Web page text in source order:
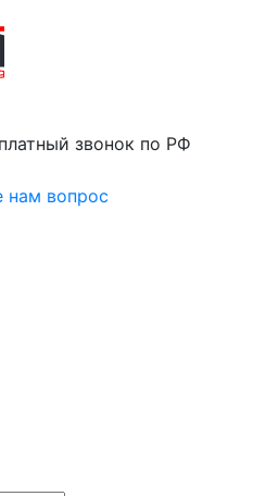
звонок по РФ
нам вопрос